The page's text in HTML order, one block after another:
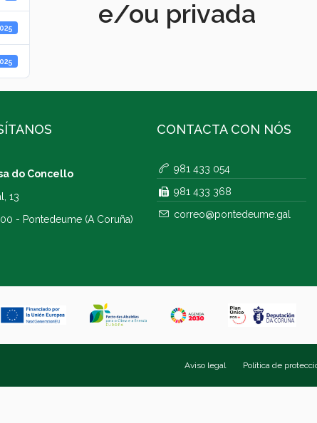
e/ou privada
do Concello
13
- Pontedeume (A Coruña)
CONTACTA CON NÓS
981 433 054
981 433 368
correo@pontedeume.gal
Aviso legal Política de